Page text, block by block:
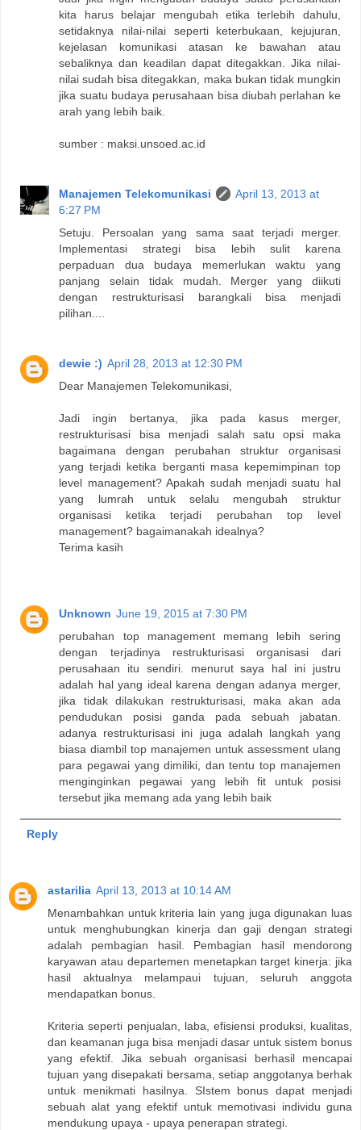
kita harus belajar mengubah etika terlebih dahulu,
setidaknya nilai-nilai seperti keterbukaan, kejujuran,
kejelasan komunikasi atasan ke bawahan atau
sebaliknya dan keadilan dapat ditegakkan. Jika nilai-
nilai sudah bisa ditegakkan, maka bukan tidak mungkin
jika suatu budaya perusahaan bisa diubah perlahan ke
arah yang lebih baik.
sumber : maksi.unsoed.ac.id
Manajemen Telekomunikasi
April 13, 2013 at
6:27 PM
Setuju. Persoalan yang sama saat terjadi merger.
Implementasi strategi bisa lebih sulit karena
perpaduan dua budaya memerlukan waktu yang
panjang selain tidak mudah. Merger yang diikuti
dengan restrukturisasi barangkali bisa menjadi
pilihan....
dewie :) April 28, 2013 at 12:30 PM
Dear Manajemen Telekomunikasi,
Jadi ingin bertanya, jika pada kasus merger,
restrukturisasi bisa menjadi salah satu opsi maka
bagaimana dengan perubahan struktur organisasi
yang terjadi ketika berganti masa kepemimpinan top
level management? Apakah sudah menjadi suatu hal
yang lumrah untuk selalu mengubah struktur
organisasi ketika terjadi perubahan top level
management? bagaimanakah idealnya?
Terima kasih
Unknown June 19, 2015 at 7:30 PM
perubahan top management memang lebih sering
dengan terjadinya restrukturisasi organisasi dari
perusahaan itu sendiri. menurut saya hal ini justru
adalah hal yang ideal karena dengan adanya merger,
jika tidak dilakukan restrukturisasi, maka akan ada
pendudukan posisi ganda pada sebuah jabatan.
adanya restrukturisasi ini juga adalah langkah yang
biasa diambil top manajemen untuk assessment ulang
para pegawai yang dimiliki, dan tentu top manajemen
menginginkan pegawai yang lebih fit untuk posisi
tersebut jika memang ada yang lebih baik
Reply
astarilia April 13, 2013 at 10:14 AM
Menambahkan untuk kriteria lain yang juga digunakan luas
untuk menghubungkan kinerja dan gaji dengan strategi
adalah pembagian hasil. Pembagian hasil mendorong
karyawan atau departemen menetapkan target kinerja: jika
hasil aktualnya melampaui tujuan, seluruh anggota
mendapatkan bonus.
Kriteria seperti penjualan, laba, efisiensi produksi, kualitas,
dan keamanan juga bisa menjadi dasar untuk sistem bonus
yang efektif. Jika sebuah organisasi berhasil mencapai
tujuan yang disepakati bersama, setiap anggotanya berhak
untuk menikmati hasilnya. SIstem bonus dapat menjadi
sebuah alat yang efektif untuk memotivasi individu guna
mendukung upaya - upaya penerapan strategi.